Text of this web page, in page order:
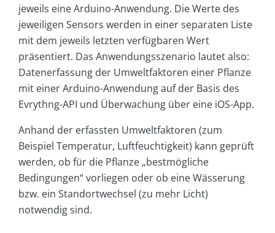
jeweils eine Arduino-Anwendung. Die Werte des
jeweiligen Sensors werden in einer separaten Liste
mit dem jeweils letzten verfügbaren Wert
präsentiert. Das Anwendungsszenario lautet also:
Datenerfassung der Umweltfaktoren einer Pflanze
mit einer Arduino-Anwendung auf der Basis des
Evrythng-API und Überwachung über eine iOS-App.
Anhand der erfassten Umweltfaktoren (zum
Beispiel Temperatur, Luftfeuchtigkeit) kann geprüft
werden, ob für die Pflanze „bestmögliche
Bedingungen“ vorliegen oder ob eine Wässerung
bzw. ein Standortwechsel (zu mehr Licht)
notwendig sind.